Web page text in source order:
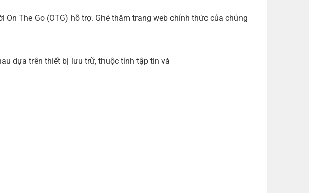
The Go (OTG) hỗ trợ. Ghé thăm trang web chính thức của chúng
dựa trên thiết bị lưu trữ, thuộc tính tập tin và